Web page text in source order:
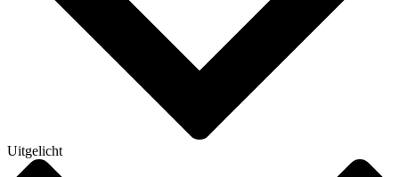
Uitgelicht